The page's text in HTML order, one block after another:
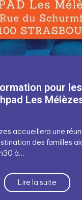
pour
Les
accueillera une
des familles
à…
Lire la suite